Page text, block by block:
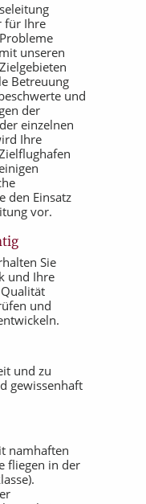
für Ihre
unseren
Betreuung
und
der
einzelnen
Ihre
den Einsatz
vor.
Sie
und Ihre
und
und zu
gewissenhaft
namhaften
fliegen in der